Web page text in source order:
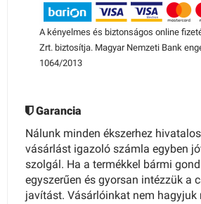
A kényelmes és biztonságos online
Zrt. biztosítja. Magyar Nemzeti Bank
1064/2013
Garancia
Nálunk minden ékszerhez
vásárlást igazoló számla egyben
szolgál. Ha a termékkel bármi
egyszerűen és gyorsan intézzük a
javítást. Vásárlóinkat nem hagyjuk